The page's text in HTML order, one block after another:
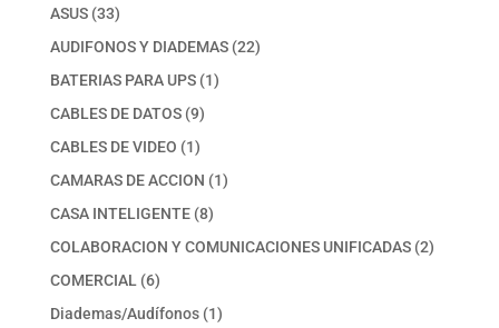
ASUS 3333
productos
AUDIFONOS Y DIADEMAS 2222
BATERIAS PARA UPS 11
CABLES DE DATOS 99
productos
CABLES DE VIDEO 11
producto
CAMARAS DE ACCION 11
CASA INTELIGENTE 88
productos
COLABORACION Y COMUNICACIONES UNIFICADAS 22
COMERCIAL 66
productos
Diademas/Audífonos 11